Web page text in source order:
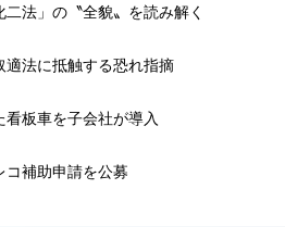
二法」の〝全貌〟を読み解く
適法に抵触する恐れ指摘
板車を子会社が導入
コ補助申請を公募